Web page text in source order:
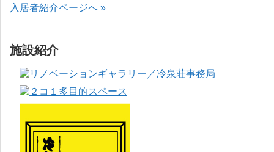
入居者紹介ページへ »
施設紹介